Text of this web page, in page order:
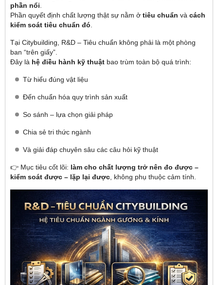
phần nổi
Phần quyết định chất lượng thật sự nằm ở tiêu chuẩn và cách
kiểm soát tiêu chuẩn đó
Tại Citybuilding, R&D – Tiêu chuẩn không phải là một phòng
ban “trên giấy”.
Đây là hệ điều hành kỹ thuật bao trùm toàn bộ quá trình:
Từ hiểu đúng vật liệu
Đến chuẩn hóa quy trình sản xuất
So sánh – lựa chọn giải pháp
Chia sẻ tri thức ngành
Và giải đáp chuyên sâu các câu hỏi kỹ thuật
👉 Mục tiêu cốt lõi: làm cho chất lượng trở nên đo được –
kiểm soát được – lặp lại được , không phụ thuộc cảm tính.